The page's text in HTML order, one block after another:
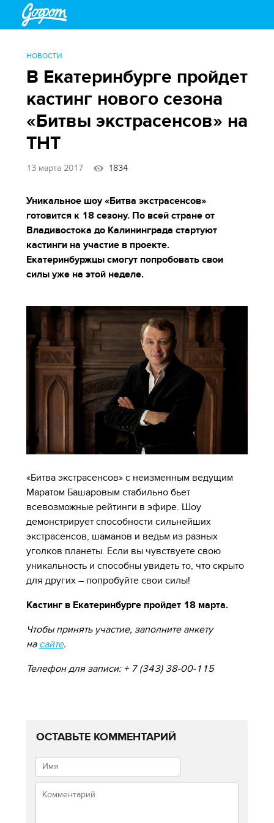
НОВОСТИ
В Екатеринбурге пройдет
кастинг нового сезона
«Битвы экстрасенсов» на
ТНТ
13 марта 2017 1834
Уникальное шоу «Битва экстрасенсов»
готовится к 18 сезону. По всей стране от
Владивостока до Калининграда стартуют
кастинги на участие в проекте.
Екатеринбуржцы смогут попробовать свои
силы уже на этой неделе.
«Битва экстрасенсов» с неизменным ведущим
Маратом Башаровым стабильно бьет
всевозможные рейтинги в эфире. Шоу
демонстрирует способности сильнейших
экстрасенсов, шаманов и ведьм из разных
уголков планеты. Если вы чувствуете свою
уникальность и способны увидеть то, что скрыто
для других – попробуйте свои силы!
Кастинг в Екатеринбурге пройдет 18 марта.
Чтобы принять участие, заполните анкету
на сайте.
Телефон для записи: + 7 (343) 38-00-115
ОСТАВЬТЕ КОММЕНТАРИЙ